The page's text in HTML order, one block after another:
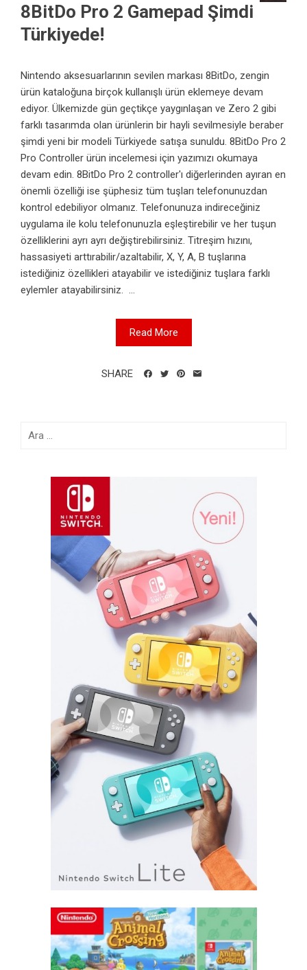
8BitDo Pro 2 Gamepad Şimdi
Türkiyede!
Nintendo aksesuarlarının sevilen markası 8BitDo, zengin
ürün kataloğuna birçok kullanışlı ürün eklemeye devam
ediyor. Ülkemizde gün geçtikçe yaygınlaşan ve Zero 2 gibi
farklı tasarımda olan ürünlerin bir hayli sevilmesiyle beraber
şimdi yeni bir modeli Türkiyede satışa sunuldu. 8BitDo Pro 2
Pro Controller ürün incelemesi için yazımızı okumaya
devam edin. 8BitDo Pro 2 controller'ı diğerlerinden ayıran en
önemli özelliği ise şüphesiz tüm tuşları telefonunuzdan
kontrol edebiliyor olmanız. Telefonunuza indireceğiniz
uygulama ile kolu telefonunuzla eşleştirebilir ve her tuşun
özelliklerini ayrı ayrı değiştirebilirsiniz. Titreşim hızını,
hassasiyeti arttırabilir/azaltabilir, X, Y, A, B tuşlarına
istediğiniz özellikleri atayabilir ve istediğiniz tuşlara farklı
eylemler atayabilirsiniz. ...
Read More
SHARE
Arama: